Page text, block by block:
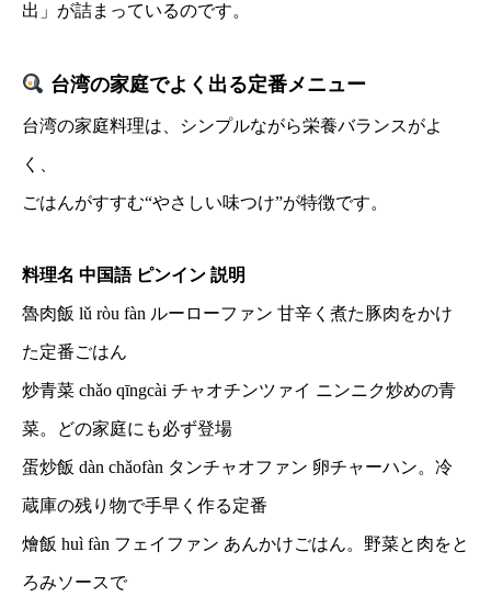
出」が詰まっているのです。
台湾の家庭でよく出る定番メニュー
台湾の家庭料理は、シンプルながら栄養バランスがよ
く、
ごはんがすすむ“やさしい味つけ”が特徴です。
料理名 中国語 ピンイン 説明
魯肉飯 lǔ ròu fàn ルーローファン 甘辛く煮た豚肉をかけ
た定番ごはん
炒青菜 chǎo qīngcài チャオチンツァイ ニンニク炒めの青
菜。どの家庭にも必ず登場
蛋炒飯 dàn chǎofàn タンチャオファン 卵チャーハン。冷
蔵庫の残り物で手早く作る定番
燴飯 huì fàn フェイファン あんかけごはん。野菜と肉をと
ろみソースで